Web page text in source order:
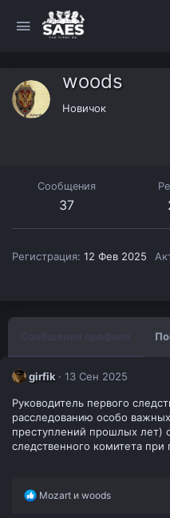
woods
Новичок
Сообщения
37
Регистрация 12 Фев 2025
girfik 13 Сен 2025
Руководитель первого
расследованию особо
преступлений прошлых лет)
следственного комитета при
Р
Mozart и woods